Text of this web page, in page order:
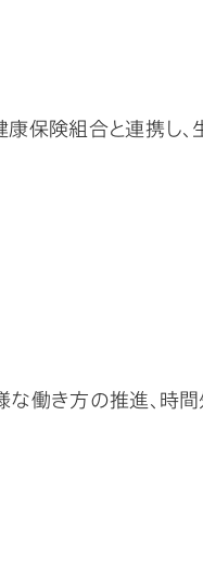
保険組合と連携し
な働き方の推進、